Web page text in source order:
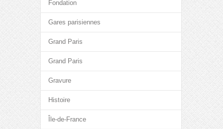
Fondation
Gares parisiennes
Grand Paris
Grand Paris
Gravure
Histoire
Île-de-France